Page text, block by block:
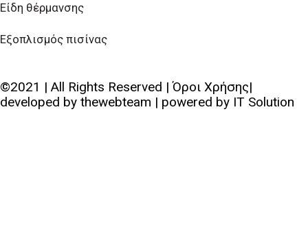
Είδη θέρμανσης
Εξοπλισμός πισίνας
©2021 | All Rights Reserved | Όροι Χρήσης|
developed by thewebteam | powered by IT Solution